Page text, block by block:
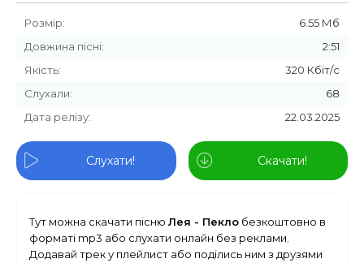
Розмір:
6.55 Мб
Довжина пісні:
2:51
Якість:
320 Кбіт/с
Слухали:
68
Дата релізу:
22.03.2025
Слухати! Скачати!
Тут можна скачати пісню Лея - Пекло безкоштовно в
форматі mp3 або слухати онлайн без реклами.
Додавай трек у плейлист або поділись ним з друзями